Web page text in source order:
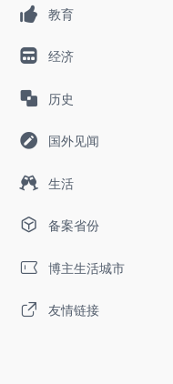
教育
经济
历史
国外见闻
生活
备案省份
博主生活城市
友情链接